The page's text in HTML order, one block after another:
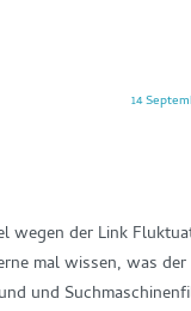
14
wegen der Link
mal wissen, was der
und